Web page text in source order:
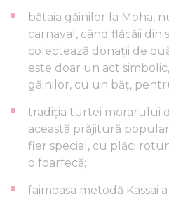
bătaia găinilor la Moha,
carnaval, când flăcăii din
colectează donații de
este doar un act
găinilor, cu un băț,
tradiția turtei morarului
această prăjitură
fier special, cu plăci
o foarfecă;
faimoasa metodă Kassai